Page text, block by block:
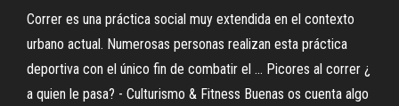
Correr es una práctica social muy extendida en el contexto
urbano actual. Numerosas personas realizan esta práctica
deportiva con el único fin de combatir el ... Picores al correr ¿
a quien le pasa? - Culturismo & Fitness Buenas os cuenta algo